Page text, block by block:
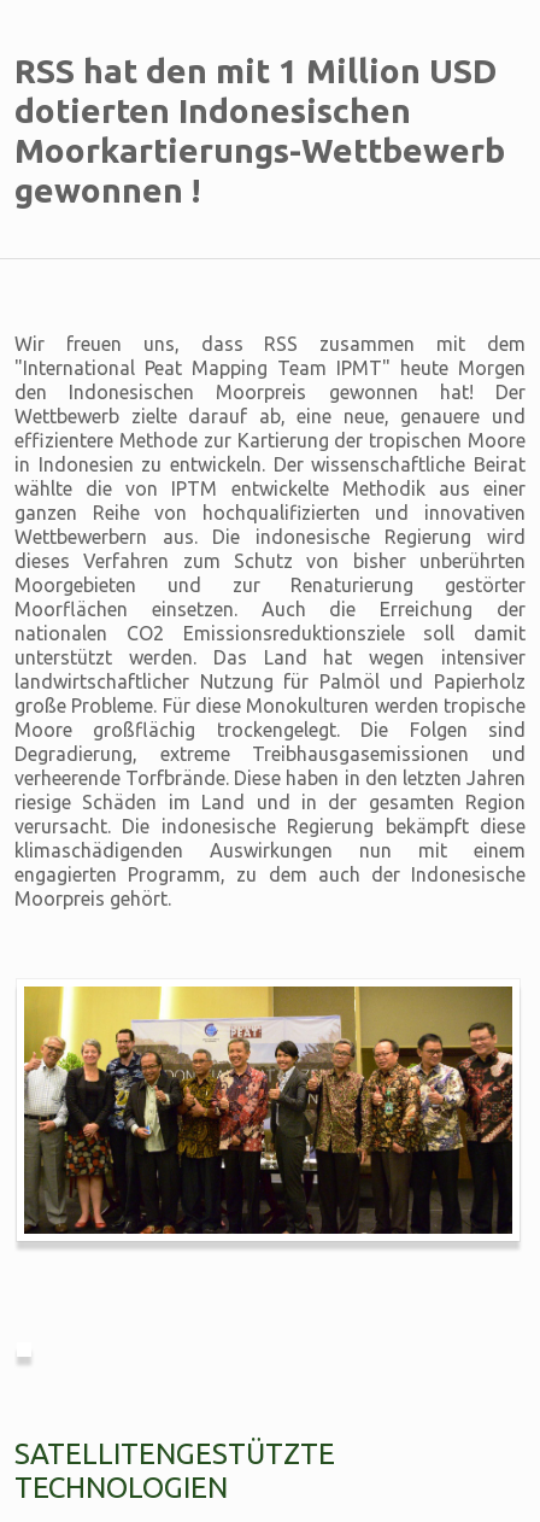
RSS hat den mit 1 Million USD
dotierten Indonesischen
Moorkartierungs-Wettbewerb
gewonnen !
Wir freuen uns, dass RSS zusammen mit dem
"International Peat Mapping Team IPMT" heute Morgen
den Indonesischen Moorpreis gewonnen hat! Der
Wettbewerb zielte darauf ab, eine neue, genauere und
effizientere Methode zur Kartierung der tropischen Moore
in Indonesien zu entwickeln. Der wissenschaftliche Beirat
wählte die von IPTM entwickelte Methodik aus einer
ganzen Reihe von hochqualifizierten und innovativen
Wettbewerbern aus. Die indonesische Regierung wird
dieses Verfahren zum Schutz von bisher unberührten
Moorgebieten und zur Renaturierung gestörter
Moorflächen einsetzen. Auch die Erreichung der
nationalen CO2 Emissionsreduktionsziele soll damit
unterstützt werden. Das Land hat wegen intensiver
landwirtschaftlicher Nutzung für Palmöl und Papierholz
große Probleme. Für diese Monokulturen werden tropische
Moore großflächig trockengelegt. Die Folgen sind
Degradierung, extreme Treibhausgasemissionen und
verheerende Torfbrände. Diese haben in den letzten Jahren
riesige Schäden im Land und in der gesamten Region
verursacht. Die indonesische Regierung bekämpft diese
klimaschädigenden Auswirkungen nun mit einem
engagierten Programm, zu dem auch der Indonesische
Moorpreis gehört.
SATELLITENGESTÜTZTE
TECHNOLOGIEN